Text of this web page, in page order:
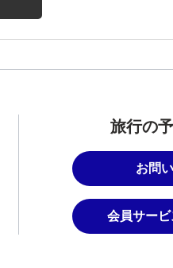
旅行の
お問
会員サービ